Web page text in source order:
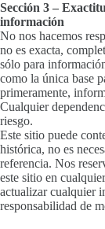
Sección 3 –
información
No nos hacemos
no es exacta,
sólo para
como la única base
primeramente,
Cualquier
riesgo.
Este sitio puede
histórica, no es
referencia. Nos
este sitio en
actualizar cualquier
responsabilidad de